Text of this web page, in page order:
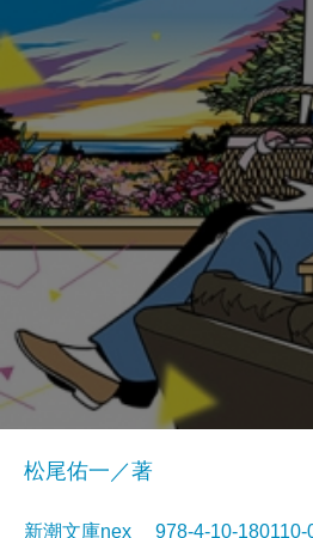
松尾佑一／著
新潮文庫nex 978-4-10-